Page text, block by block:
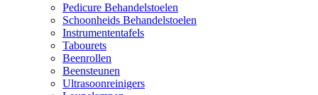
Pedicure Behandelstoelen
Schoonheids Behandelstoelen
Instrumententafels
Tabourets
Beenrollen
Beensteunen
Ultrasoonreinigers